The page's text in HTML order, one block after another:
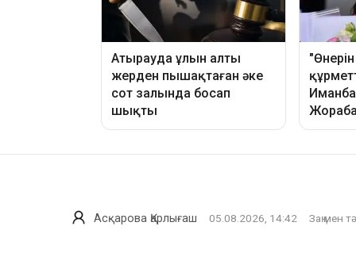
Асқарова Қарлығаш 05.08.2026, 14:42 Заң мен